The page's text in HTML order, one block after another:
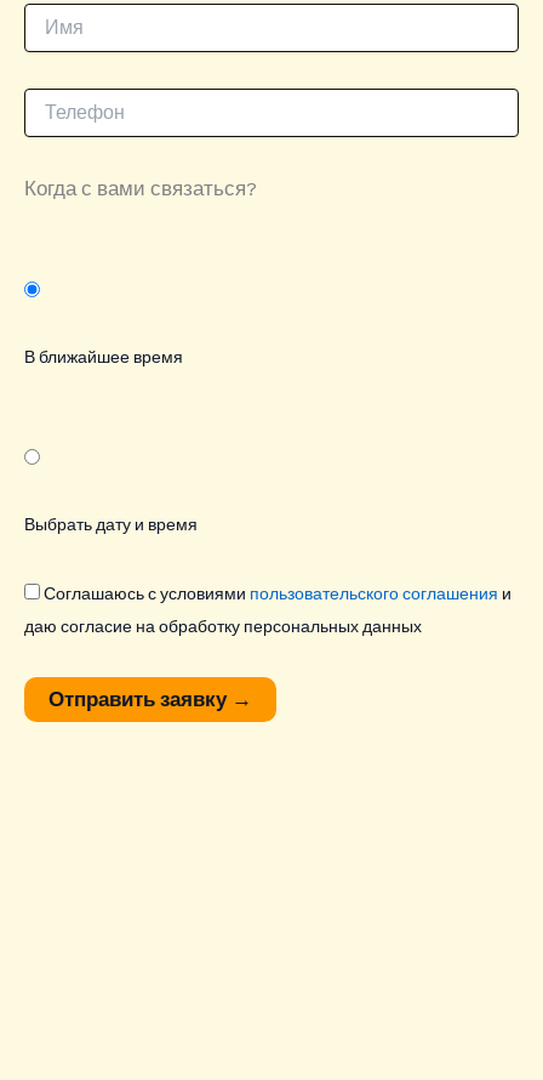
Когда с вами связаться?
В ближайшее время
Выбрать дату и время
Соглашаюсь с условиями пользовательского соглашения и
даю согласие на обработку персональных данных
Отправить заявку →